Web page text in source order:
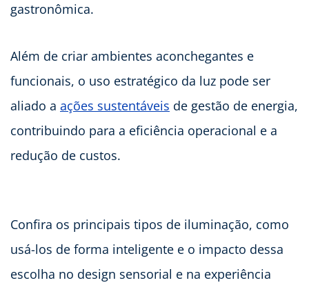
gastronômica.
Além de criar ambientes aconchegantes e
funcionais, o uso estratégico da luz pode ser
aliado a ações sustentáveis de gestão de energia,
contribuindo para a eficiência operacional e a
redução de custos.
Confira os principais tipos de iluminação, como
usá-los de forma inteligente e o impacto dessa
escolha no design sensorial e na experiência